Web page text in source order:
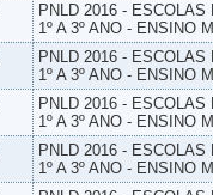
PNLD 2016 -
1º A 3º ANO - ENSINO
PNLD 2016 -
1º A 3º ANO - ENSINO
PNLD 2016 -
1º A 3º ANO - ENSINO
PNLD 2016 -
1º A 3º ANO - ENSINO